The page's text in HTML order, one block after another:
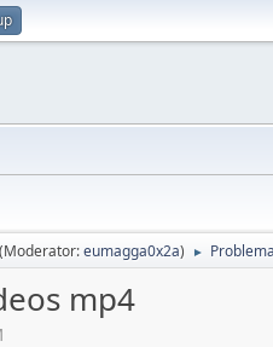
(Moderator:eumagga0x2a) ►
mp4